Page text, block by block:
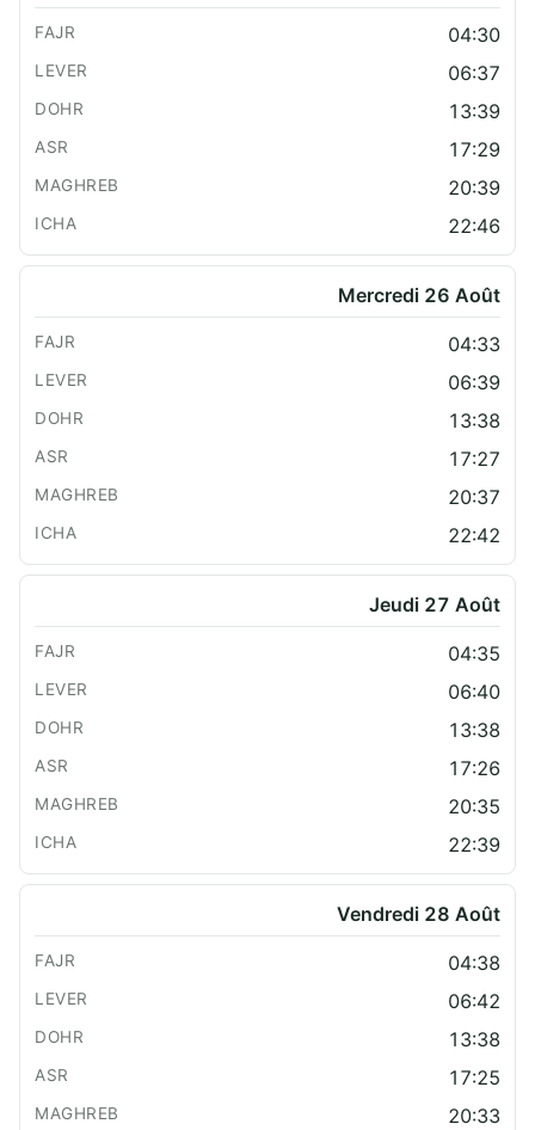
04:30
06:37
13:39
17:29
20:39
22:46
Mercredi 26 Août
04:33
06:39
13:38
17:27
20:37
22:42
Jeudi 27 Août
04:35
06:40
13:38
17:26
20:35
22:39
Vendredi 28 Août
04:38
06:42
13:38
17:25
20:33